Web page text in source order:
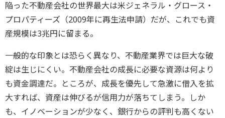
陥った不動産会社の世界最大は米ジェネラル・グロース・
プロパティーズ（2009年に再生法申請）だが、これでも資
産規模は3兆円に留まる。
一般的な印象とは恐らく異なり、不動産業界では巨大な破
綻は生じにくい。不動産会社の成長に必要な資源は何より
も資金調達だ。ところが、成長を優先して急激に借入を拡
大すれば、資産は伸びるが信用力が落ちてしまう。しか
も、イノベーションが少なく、銀行からの評判も高くない